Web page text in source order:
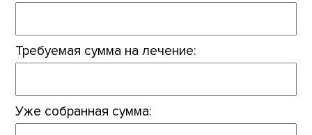
Требуемая сумма на лечение:
Уже собранная сумма: